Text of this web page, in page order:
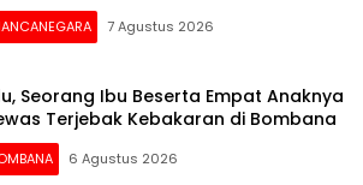
7 Agustus 2026
Seorang Ibu Beserta Empat Anaknya
Terjebak Kebakaran di Bombana
6 Agustus 2026